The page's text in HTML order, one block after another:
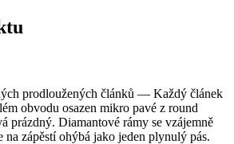
prodloužených článků — Každý článek
obvodu osazen mikro pavé z round
prázdný. Diamantové rámy se vzájemně
na zápěstí ohýbá jako jeden plynulý pás.